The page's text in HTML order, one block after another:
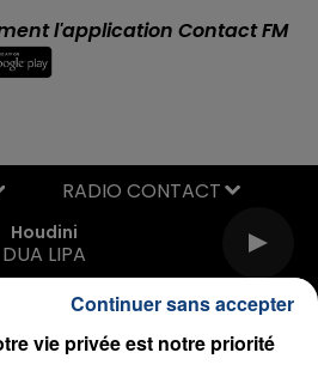
l'application Contact FM
Houdini
DUA LIPA
RADIO CONTACT
vie privée est notre priorité
Continuer sans accepter